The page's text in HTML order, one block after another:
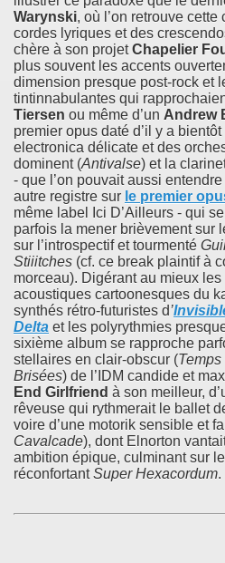
Warynski, où l’on retrouve
cordes lyriques et des
chère à son projetChapelier
plus souvent les accents
dimension presque post-rock et
tintinnabulantes qui
Tiersen ou même d’un Andrew
premier opus daté d’il y a
electronica délicate et des
dominent (Antivalse) et la
- que l’on pouvait aussi
autre registre sur le premier
même label Ici D’Ailleurs - qui
parfois la mener brièvement sur
sur l’introspectif et tourmenté
Stiiitches (cf. ce break plaintif à
morceau). Digérant au mieux
acoustiques cartoonesques du
synthés rétro-futuristes d’
Delta et les polyrythmies
sixième album se rapproche
stellaires en clair-obscur (
Brisées) de l’IDM candide et
End Girlfriend à son meilleur,
rêveuse qui rythmerait le ballet
voire d’une motorik sensible et
Cavalcade), dont Elnorton
ambition épique, culminant sur
réconfortantSuper Hexacordum.